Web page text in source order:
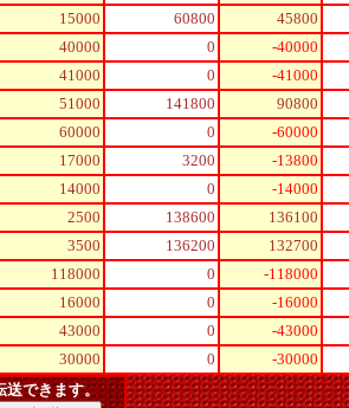
15000 60800 45800
40000 0 -40000
41000 0 -41000
51000 141800 90800
60000 0 -60000
17000 3200 -13800
14000 0 -14000
2500 138600 136100
3500 136200 132700
118000 0 -118000
16000 0 -16000
43000 0 -43000
30000 0 -30000
送できます。